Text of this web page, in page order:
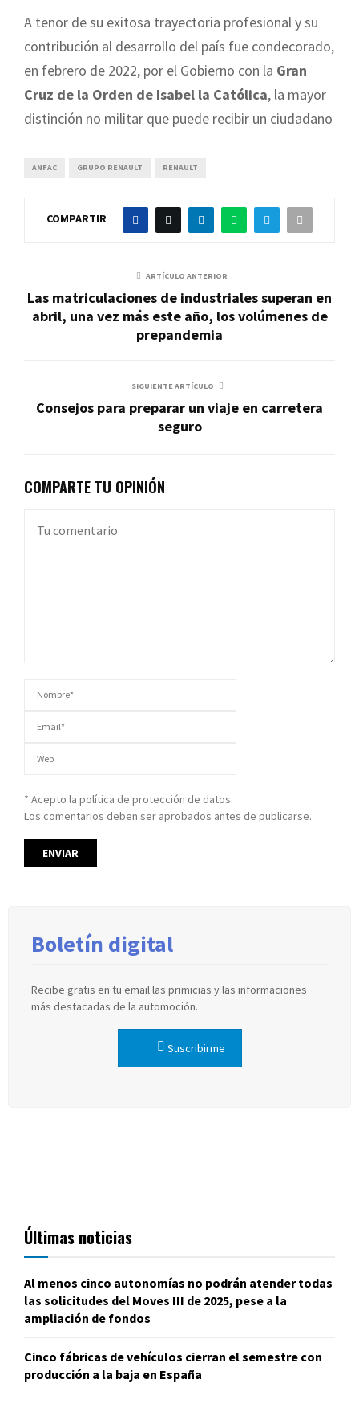
A tenor de su exitosa trayectoria profesional y su
contribución al desarrollo del país fue condecorado,
en febrero de 2022, por el Gobierno con la Gran
Cruz de la Orden de Isabel la Católica, la mayor
distinción no militar que puede recibir un ciudadano
ANFAC GRUPO RENAULT RENAULT
COMPARTIR
ARTÍCULO ANTERIOR
Las matriculaciones de industriales superan en
abril, una vez más este año, los volúmenes de
prepandemia
SIGUIENTE ARTÍCULO
Consejos para preparar un viaje en carretera
seguro
COMPARTE TU OPINIÓN
* Acepto la política de protección de datos.
Los comentarios deben ser aprobados antes de publicarse.
Boletín digital
Recibe gratis en tu email las primicias y las informaciones
más destacadas de la automoción.
Suscribirme
Últimas noticias
Al menos cinco autonomías no podrán atender todas
las solicitudes del Moves III de 2025, pese a la
ampliación de fondos
Cinco fábricas de vehículos cierran el semestre con
producción a la baja en España